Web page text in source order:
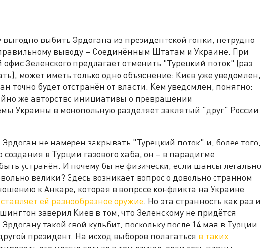
выгодно выбить Эрдогана из президентской гонки, нетрудно
выводу – Соединённым Штатам и Украине. При
офис Зеленского предлагает отменить "Турецкий поток" (раз
может иметь только одно объяснение: Киев уже уведомлен,
точно будет отстранён от власти. Кем уведомлен, понятно:
же авторство инициативы о превращении
Украины в монопольную разделяет заклятый "друг" России
не намерен закрывать "Турецкий поток" и, более того,
в Турции газового хаба, он – в парадигме
устранён. И почему бы не физически, если шансы легально
велики? Здесь возникает вопрос о довольно странном
к Анкаре, которая в вопросе конфликта на Украине
ей разнообразное оружие. Но эта странность как раз и
заверил Киев в том, что Зеленскому не придётся
такой свой кульбит, поскольку после 14 мая в Турции
президент. На исход выборов полагаться в таких